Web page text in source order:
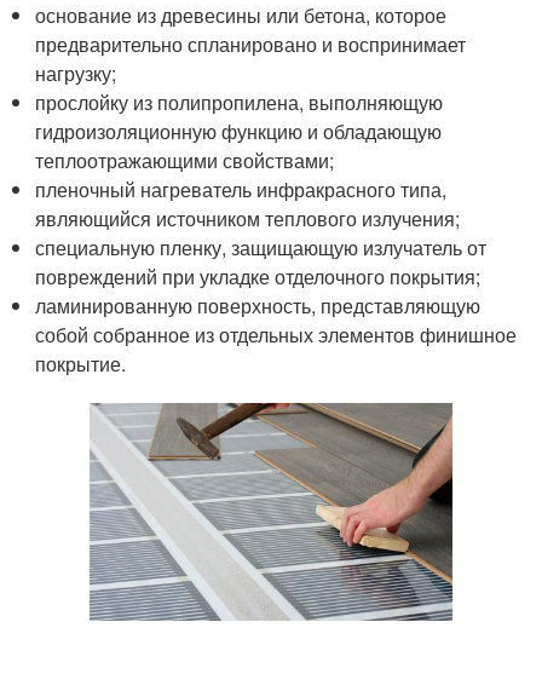
основание из древесины или бетона, которое
предварительно спланировано и воспринимает
нагрузку;
прослойку из полипропилена, выполняющую
гидроизоляционную функцию и обладающую
теплоотражающими свойствами;
пленочный нагреватель инфракрасного типа,
являющийся источником теплового излучения;
специальную пленку, защищающую излучатель от
повреждений при укладке отделочного покрытия;
ламинированную поверхность, представляющую
собой собранное из отдельных элементов финишное
покрытие.